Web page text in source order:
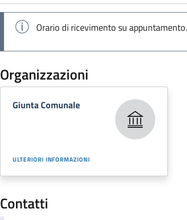
Orario di ricevimento su appuntamento.
Organizzazioni
Giunta Comunale
ULTERIORI INFORMAZIONI
Contatti